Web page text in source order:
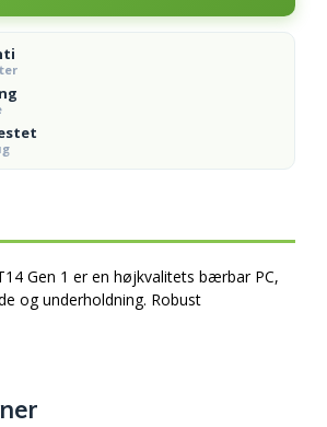
Gen 1 er en højkvalitets bærbar PC,
og underholdning. Robust